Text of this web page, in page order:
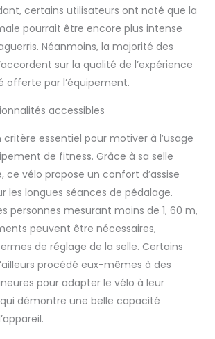
coussin de siège (taille
29 x 20 x 6 cm). Vous
ne vous sentirez pas
mal à l'aise pendant la
longue période de
pratique. 【Résistance
Réglable à 16 Niveaux】
magnétique vous
permet d'ajuster le
niveau de résistance
rapidement et
facilement avec juste
un bouton de
résistance micro-
réglable; Cela signifie
que vous pouvez
modifier votre
résistance pendant
votre entraînement et
sélectionner la
certains utilisateurs ont noté que la
pourrait être encore plus intense
Néanmoins, la majorité des
sur la qualité de l’expérience
offerte par l’équipement.
accessibles
essentiel pour motiver à l’usage
de fitness. Grâce à sa selle
ce vélo propose un confort d’assise
les longues séances de pédalage.
personnes mesurant moins de 1, 60 m,
peuvent être nécessaires,
de réglage de la selle. Certains
procédé eux-mêmes à des
pour adapter le vélo à leur
démontre une belle capacité